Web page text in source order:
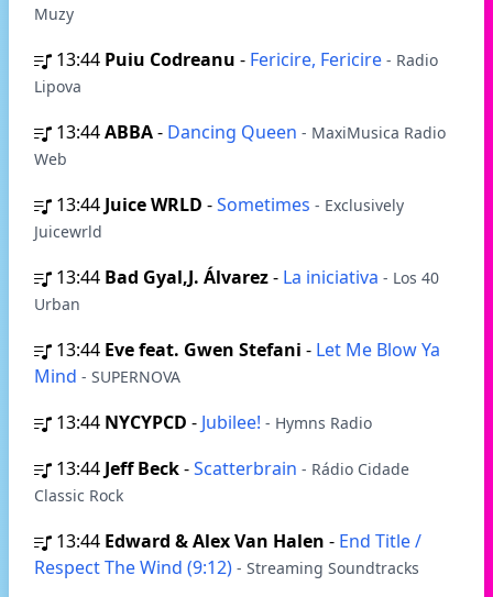
Muzy
13:44 Puiu Codreanu - Fericire, Fericire - Radio
Lipova
13:44ABBA- Dancing Queen - MaxiMusica Radio
Web
13:44 Juice WRLD -Sometimes - Exclusively
Juicewrld
13:44 Bad Gyal,J. Álvarez- La iniciativa - Los 40
Urban
13:44 Eve feat. Gwen Stefani - Let Me Blow Ya
Mind - SUPERNOVA
13:44 NYCYPCD - Jubilee! - Hymns Radio
13:44 Jeff Beck-Scatterbrain - Rádio Cidade
Classic Rock
13:44 Edward & Alex Van Halen - End Title /
Respect The Wind (9:12) - Streaming Soundtracks